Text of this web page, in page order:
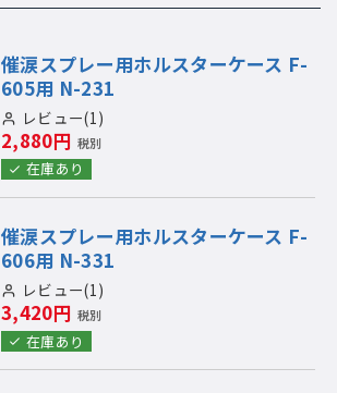
催涙スプレー用ホルスターケース F-
605用 N-231
レビュー(1)
2,880円 税別
在庫あり
催涙スプレー用ホルスターケース F-
606用 N-331
レビュー(1)
3,420円 税別
在庫あり